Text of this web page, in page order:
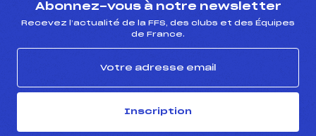
Abonnez-vous à notre newsletter
Recevez l’actualité de la FFS, des clubs et des Équipes
de France.
Inscription